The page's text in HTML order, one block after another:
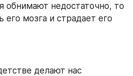
обнимают недостаточно, то
его мозга и страдает его
делают нас